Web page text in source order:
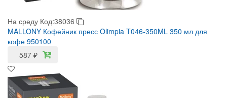
На среду Код:38036
MALLONY Кофейник пресс Olimpia T046-350ML 350 мл для
кофе 950100
587 ₽